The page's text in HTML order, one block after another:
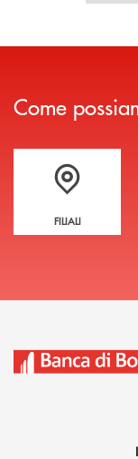
Come
Trova la filiale più
FILIALI